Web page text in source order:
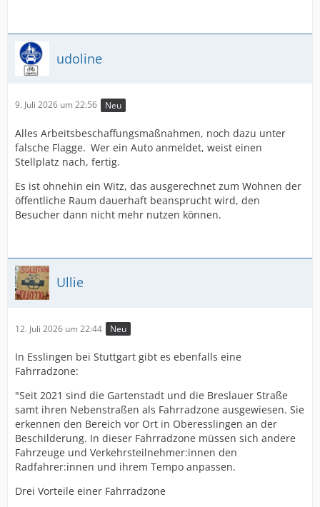
udoline
9. Juli 2026 um 22:56 Neu
Alles Arbeitsbeschaffungsmaßnahmen, noch dazu unter
falsche Flagge. Wer ein Auto anmeldet, weist einen
Stellplatz nach, fertig.
Es ist ohnehin ein Witz, das ausgerechnet zum Wohnen der
öffentliche Raum dauerhaft beansprucht wird, den
Besucher dann nicht mehr nutzen können.
Ullie
12. Juli 2026 um 22:44 Neu
In Esslingen bei Stuttgart gibt es ebenfalls eine
Fahrradzone:
"Seit 2021 sind die Gartenstadt und die Breslauer Straße
samt ihren Nebenstraßen als Fahrradzone ausgewiesen. Sie
erkennen den Bereich vor Ort in Oberesslingen an der
Beschilderung. In dieser Fahrradzone müssen sich andere
Fahrzeuge und Verkehrsteilnehmer:innen den
Radfahrer:innen und ihrem Tempo anpassen.
Drei Vorteile einer Fahrradzone